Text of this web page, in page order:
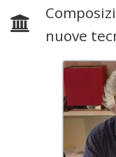
nuove